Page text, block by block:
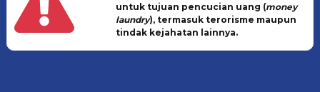
untuk tujuan pencucian uang (money
laundry), termasuk terorisme maupun
tindak kejahatan lainnya.